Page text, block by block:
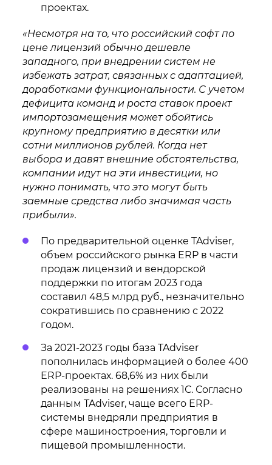
проектах.
«Несмотря на то, что российский софт по
цене лицензий обычно дешевле
западного, при внедрении систем не
избежать затрат, связанных с адаптацией,
доработками функциональности. С учетом
дефицита команд и роста ставок проект
импортозамещения может обойтись
крупному предприятию в десятки или
сотни миллионов рублей. Когда нет
выбора и давят внешние обстоятельства,
компании идут на эти инвестиции, но
нужно понимать, что это могут быть
заемные средства либо значимая часть
прибыли».
По предварительной оценке TAdviser,
объем российского рынка ERP в части
продаж лицензий и вендорской
поддержки по итогам 2023 года
составил 48,5 млрд руб., незначительно
сократившись по сравнению с 2022
годом.
За 2021-2023 годы база TAdviser
пополнилась информацией о более 400
ERP-проектах. 68,6% из них были
реализованы на решениях 1С. Согласно
данным TAdviser, чаще всего ERP-
системы внедряли предприятия в
сфере машиностроения, торговли и
пищевой промышленности.